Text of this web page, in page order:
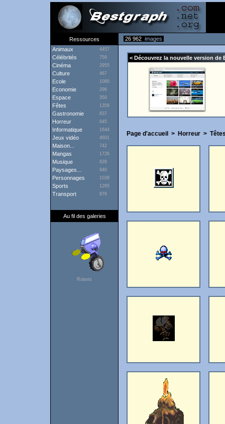
Ressources 26 962 images
Animaux
4457
Célébrités 759
Cinéma 2955
Culture 467
Ecole 1080
Economie 296
Espace 350
Fêtes 1356
Gastronomie 837
Horreur 645
Informatique 1644
Jeux vidéo 4601
Maison... 742
Mangas 1726
Musique 828
Paysages... 940
Personnages 1038
Sports 1265
Transport 976
Au fil des galeries
Robots
< Découvrez la nouvelle version de
Page d'accueil > Horreur >